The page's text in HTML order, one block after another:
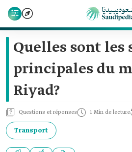
Quelles sont les
principales du
Riyad?
Questions et réponses 1 Min de lecture
Transport